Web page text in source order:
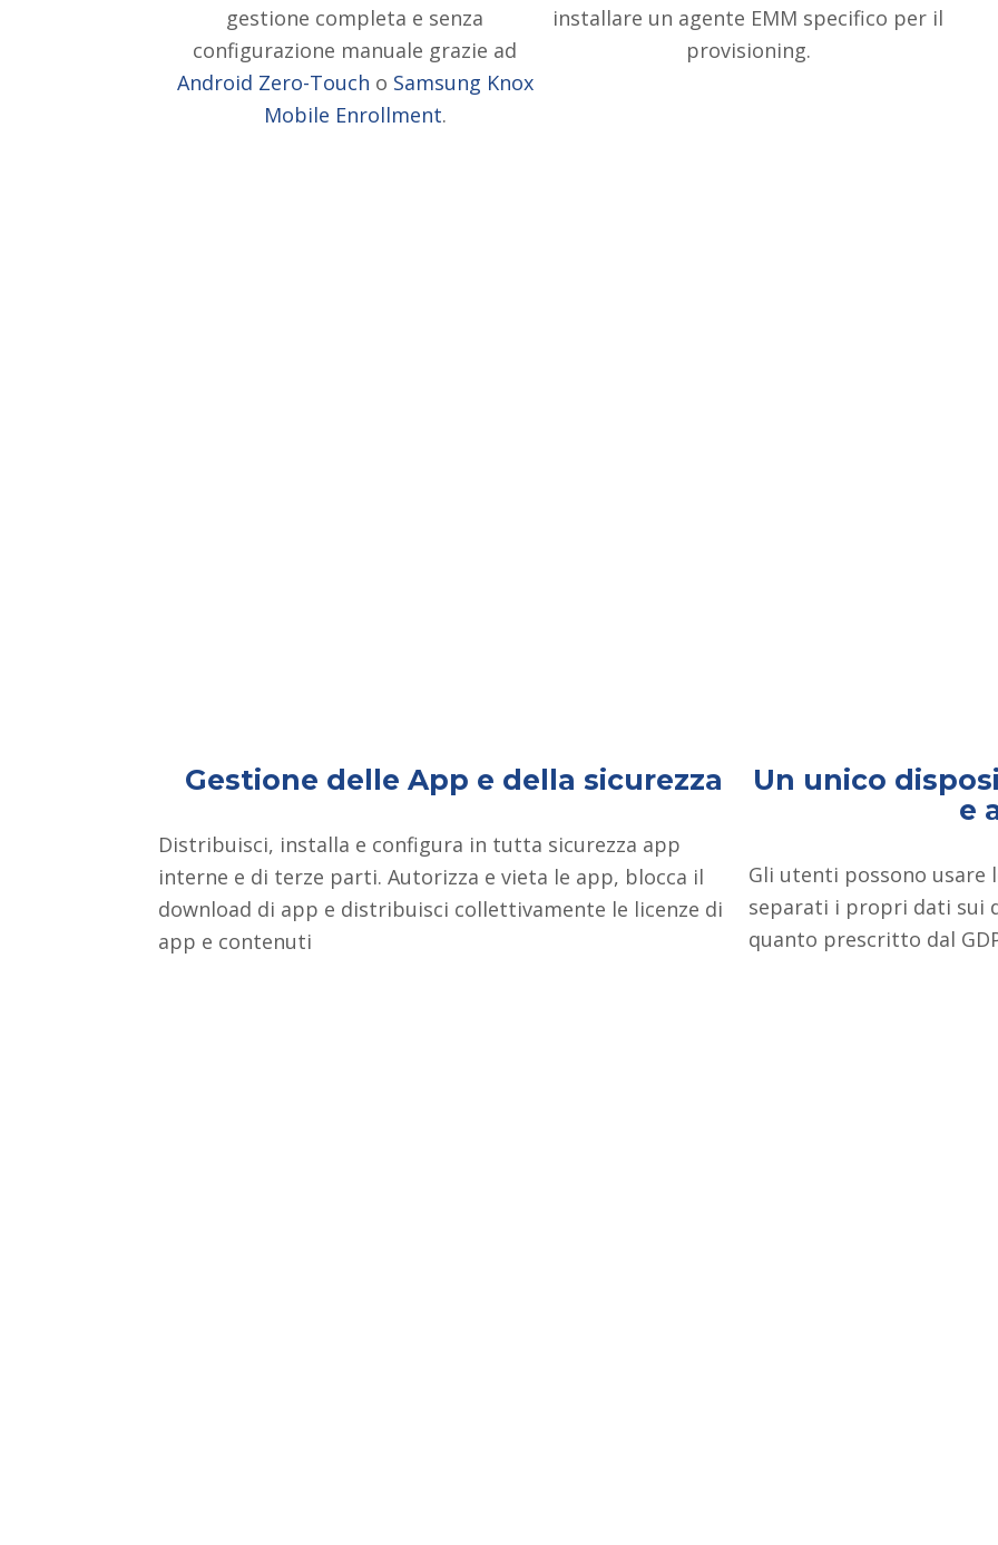
gestione completa e senza
configurazione manuale grazie ad
Android Zero-Touch o Samsung Knox
Mobile Enrollment.
installare un agente EMM specifico per il
provisioning.
Gestione delle App e della sicurezza
Distribuisci, installa e configura in tutta sicurezza app
interne e di terze parti. Autorizza e vieta le app, blocca il
download di app e distribuisci collettivamente le licenze di
app e contenuti
Un unico
e
Gli utenti possono usare
separati i propri dati sui
quanto prescritto dal